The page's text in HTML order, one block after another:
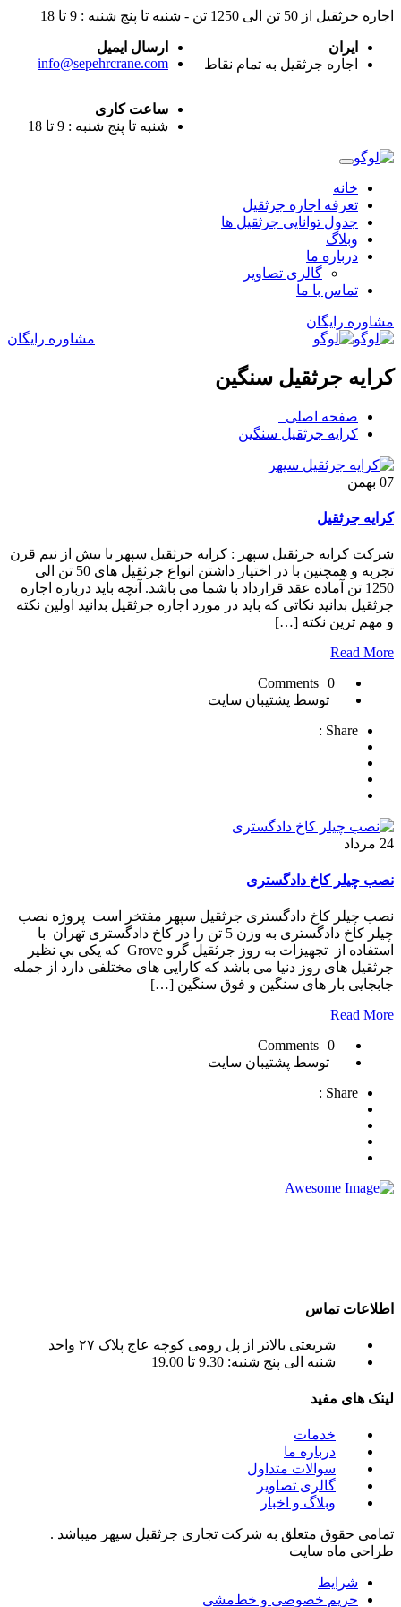
اجاره جرثقیل از 50 تن الی 1250 تن - شنبه تا پنج شنبه : 9 تا 18
ایران
اجاره جرثقیل به تمام نقاط
ارسال ایمیل
info@sepehrcrane.com
ساعت کاری
شنبه تا پنج شنبه : 9 تا 18
خانه
تعرفه اجاره جرثقیل
جدول توانایی جرثقیل ها
وبلاگ
درباره ما
گالری تصاویر
تماس با ما
مشاوره رایگان
مشاوره رایگان
کرایه جرثقیل سنگین
صفحه اصلی
کرایه جرثقیل سنگین
07 بهمن
کرایه جرثقیل
شرکت کرایه جرثقیل سپهر : کرایه جرثقیل سپهر با بیش از نیم قرن
تجربه و همچنین با در اختیار داشتن انواع جرثقیل های 50 تن الی
1250 تن آماده عقد قرارداد با شما می باشد. آنچه باید درباره اجاره
جرثقیل بدانید نکاتی که باید در مورد اجاره جرثقیل بدانید اولین نکته
و مهم ترین نکته […]
Read More
0 Comments
توسط پشتیبان سایت
Share :
24 مرداد
نصب چيلر كاخ دادگستری
نصب چيلر كاخ دادگستری جرثقیل سپهر مفتخر است پروژه نصب
چيلر كاخ دادگستری به وزن 5 تن را در کاخ دادگستری تهران با
استفاده از تجهیزات به روز جرثقیل گرو Grove که یکی بي نظير
جرثقیل های روز دنیا می باشد که کارایی های مختلفی دارد از جمله
جابجایی بار های سنگین و فوق سنگین […]
Read More
0 Comments
توسط پشتیبان سایت
Share :
اطلاعات تماس
شریعتی بالاتر از پل رومی کوچه عاج پلاک ۲۷ واحد
شنبه الی پنج شنبه: 9.30 تا 19.00
لینک های مفید
خدمات
درباره ما
سوالات متداول
گالری تصاویر
وبلاگ و اخبار
تمامی حقوق متعلق به شرکت تجاری جرثقیل سپهر میباشد .
طراحی ماه سایت
شرایط
حریم خصوصی و خط‌مشی